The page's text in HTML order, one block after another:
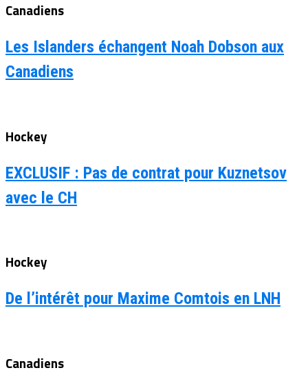
Canadiens
Les Islanders échangent Noah Dobson aux
Canadiens
Hockey
EXCLUSIF : Pas de contrat pour Kuznetsov
avec le CH
Hockey
De l’intérêt pour Maxime Comtois en LNH
Canadiens